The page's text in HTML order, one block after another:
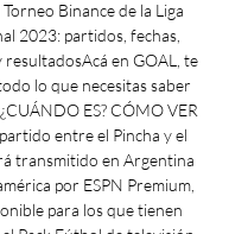
Binance de la Liga
2023: partidos, fechas,
resultadosAcá en GOAL, te
lo que necesitas saber
ES? CÓMO VER
entre el Pincha y el
transmitido en Argentina
por ESPN Premium,
para los que tienen